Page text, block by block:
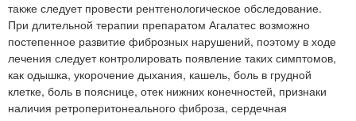
также следует провести рентгенологическое обследование.
При длительной терапии препаратом Агалатес возможно
постепенное развитие фиброзных нарушений, поэтому в ходе
лечения следует контролировать появление таких симптомов,
как одышка, укорочение дыхания, кашель, боль в грудной
клетке, боль в пояснице, отек нижних конечностей, признаки
наличия ретроперитонеального фиброза, сердечная